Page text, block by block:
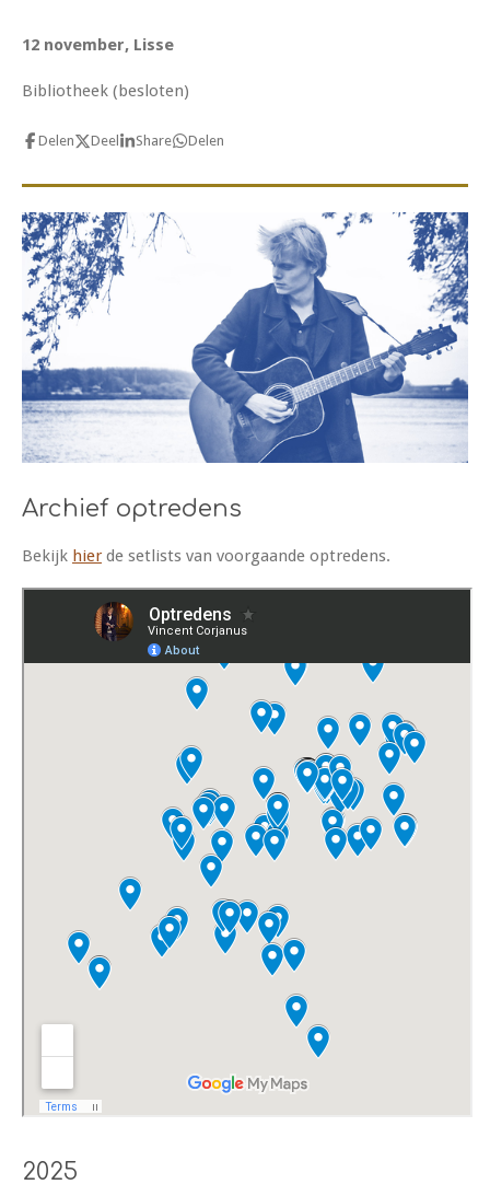
12 november, Lisse
Bibliotheek (besloten)
Delen Deel Share Delen
Archief optredens
Bekijk hier de setlists van voorgaande optredens.
2025